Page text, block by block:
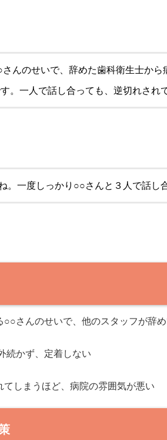
さんのせいで、辞めた歯科衛生士か
。一人で話し合っても、逆切れされ
。一度しっかり○○さんと３人で話し
○○さんのせいで、他のスタッフが辞め
続かず、定着しない
てしまうほど、病院の雰囲気が悪い